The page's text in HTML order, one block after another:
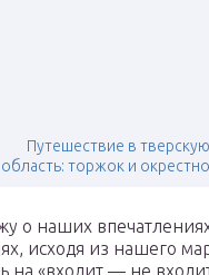
Путешествие в тверскую
область: торжок и
о наших
исходя из нашего
на «входит — не